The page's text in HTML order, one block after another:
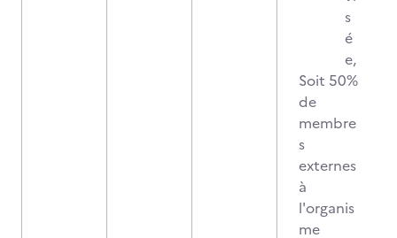
s
é
e,
Soit 50%
de
membre
s
externes
à
l'organis
me